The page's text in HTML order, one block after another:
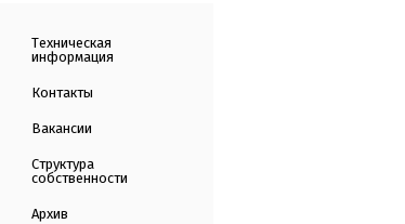
Техническая
информация
Контакты
Вакансии
Структура
собственности
Архив